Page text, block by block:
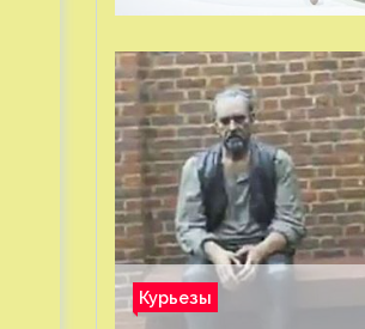
Курьезы